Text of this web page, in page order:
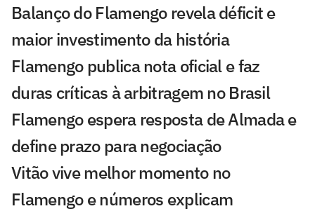
Balanço do Flamengo revela déficit e
maior investimento da história
Flamengo publica nota oficial e faz
duras críticas à arbitragem no Brasil
Flamengo espera resposta de Almada e
define prazo para negociação
Vitão vive melhor momento no
Flamengo e números explicam